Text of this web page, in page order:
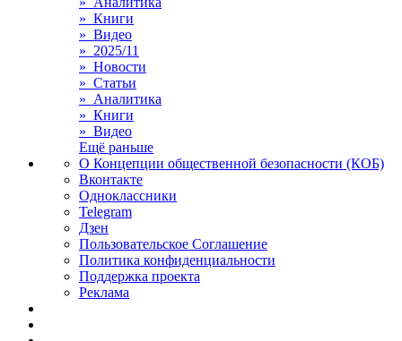
» Книги
» Видео
» 2025/11
» Новости
» Статьи
» Аналитика
» Книги
» Видео
Ещё раньше
О Концепции общественной безопасности (КОБ)
Вконтакте
Одноклассники
Telegram
Дзен
Пользовательское Соглашение
Политика конфиденциальности
Поддержка проекта
Реклама